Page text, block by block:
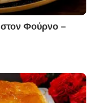
στον Φούρνο –